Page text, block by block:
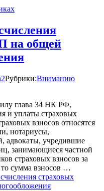
на общей
Рубрики:Вниманию
глава 34 НК РФ,
и уплаты страховых
взносов относятся
нотариусы,
адвокаты, учредившие
занимающиеся частной
страховых взносов за
сумма взносов …
страховых